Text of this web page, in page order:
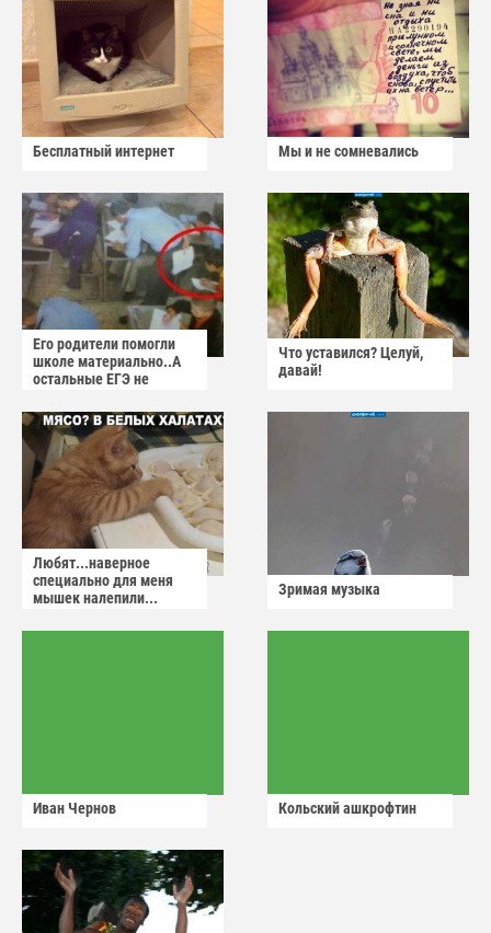
Бесплатный интернет Мы и не сомневались
Его родители помогли
школе материально..А
остальные ЕГЭ не
Что уставился? Целуй,
давай!
Любят...наверное
специально для меня
мышек налепили...
Зримая музыка
Иван Чернов Кольский ашкрофтин